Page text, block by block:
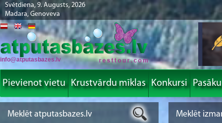
Svētdiena, 9. Augusts, 2026
Madara, Genoveva
info@atputasbazes.lv
Pievienot vietu Krustvārdu mīklas Konkursi